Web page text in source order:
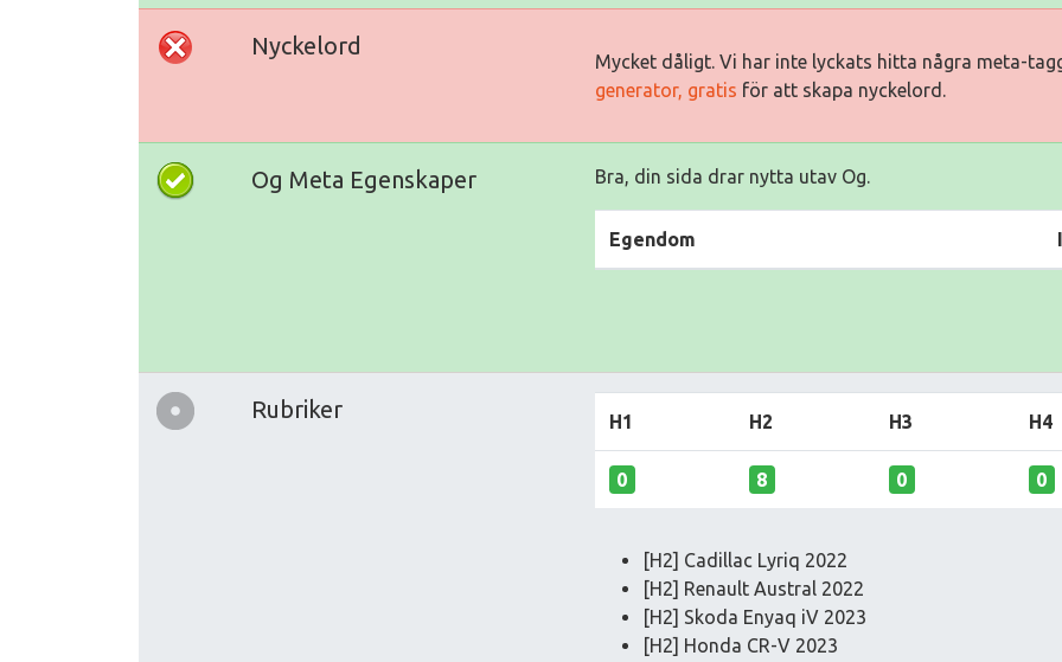
Nyckelord
Mycket dåligt. Vi har inte lyckats hitta några meta-
generator, gratis för att skapa nyckelord.
Og Meta Egenskaper Bra, din sida drar nytta utav Og.
Egendom
Rubriker H1 H2 H3 H4
0 8 0 0
[H2] Cadillac Lyriq 2022
[H2] Renault Austral 2022
[H2] Skoda Enyaq iV 2023
[H2] Honda CR-V 2023